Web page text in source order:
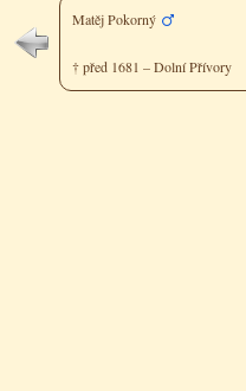
Matěj Pokorný
† před 1681 – Dolní Přívory